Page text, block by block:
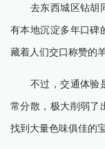
去东西城区钻胡同
有本地沉淀多年口碑
藏着人们交口称赞的
不过，交通体验是
常分散，极大削弱了
找到大量色味俱佳的宝